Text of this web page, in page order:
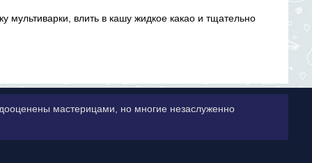
влить в кашу жидкое какао и тщательно
мастерицами, но многие незаслуженно